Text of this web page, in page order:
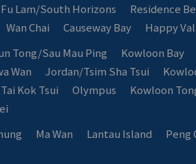
Lam/South Horizons Residence
Wan Chai Causeway Bay Happy
Tong/Sau Mau Ping Kowloon Bay
Wan Jordan/Tsim Sha Tsui
Tai Kok Tsui Olympus Kowloon
Ma Wan Lantau Island Peng